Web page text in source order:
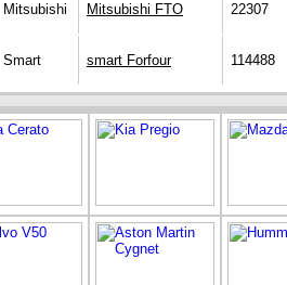
Mitsubishi Mitsubishi FTO 22307
Smart smart Forfour 114488